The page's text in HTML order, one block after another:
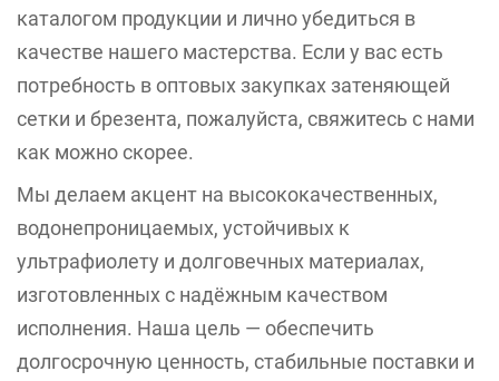
каталогом продукции и лично убедиться в
качестве нашего мастерства. Если у вас есть
потребность в оптовых закупках затеняющей
сетки и брезента, пожалуйста, свяжитесь с нами
как можно скорее.
Мы делаем акцент на высококачественных,
водонепроницаемых, устойчивых к
ультрафиолету и долговечных материалах,
изготовленных с надёжным качеством
исполнения. Наша цель — обеспечить
долгосрочную ценность, стабильные поставки и